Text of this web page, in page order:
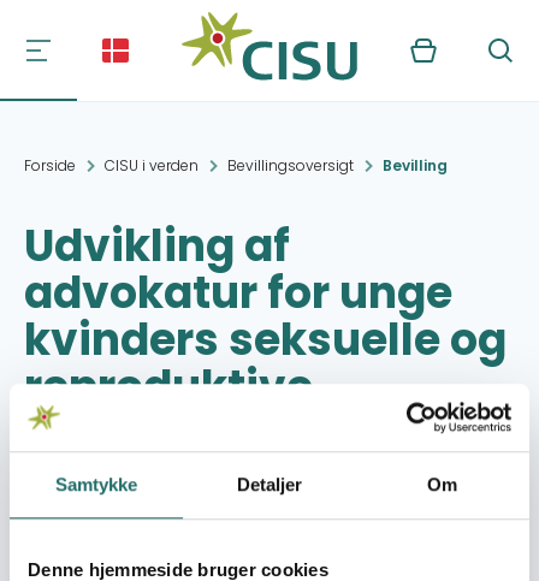
Samtykke Detaljer Om
Denne hjemmeside bruger cookies
Kurv Søg
Forside CISU i verden Bevillingsoversigt Bevilling
Udvikling af
advokatur for unge
kvinders seksuelle og
reproduktive
rettigheder på
Filippinerne.
Projektperiode: 02.03.1998 - 02.03.1998